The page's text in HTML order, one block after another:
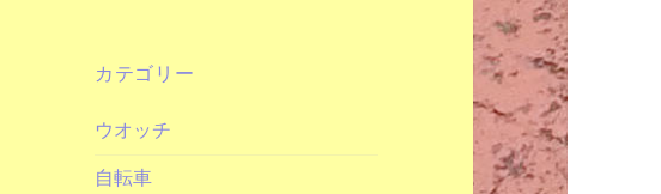
カテゴリー
ウオッチ
自転車